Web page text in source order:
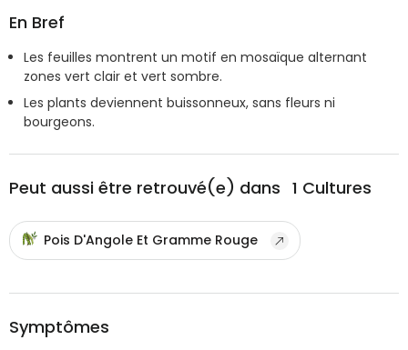
En Bref
Les feuilles montrent un motif en mosaïque alternant
zones vert clair et vert sombre.
Les plants deviennent buissonneux, sans fleurs ni
bourgeons.
Peut aussi être retrouvé(e) dans 1 Cultures
Pois D'Angole Et Gramme Rouge
Symptômes